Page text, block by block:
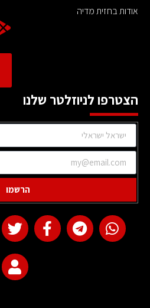
אודות בחזית מדיה
הצטרפו לניוזלטר שלנו
הרשמו